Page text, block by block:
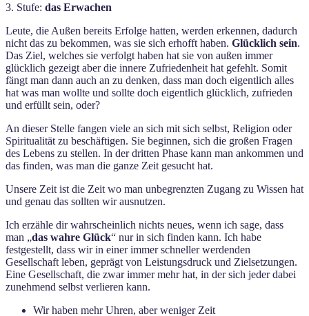
3. Stufe: das Erwachen
Leute, die Außen bereits Erfolge hatten, werden erkennen, dadurch
nicht das zu bekommen, was sie sich erhofft haben. Glücklich sein.
Das Ziel, welches sie verfolgt haben hat sie von außen immer
glücklich gezeigt aber die innere Zufriedenheit hat gefehlt. Somit
fängt man dann auch an zu denken, dass man doch eigentlich alles
hat was man wollte und sollte doch eigentlich glücklich, zufrieden
und erfüllt sein, oder?
An dieser Stelle fangen viele an sich mit sich selbst, Religion oder
Spiritualität zu beschäftigen. Sie beginnen, sich die großen Fragen
des Lebens zu stellen. In der dritten Phase kann man ankommen und
das finden, was man die ganze Zeit gesucht hat.
Unsere Zeit ist die Zeit wo man unbegrenzten Zugang zu Wissen hat
und genau das sollten wir ausnutzen.
Ich erzähle dir wahrscheinlich nichts neues, wenn ich sage, dass
man „das wahre Glück“ nur in sich finden kann. Ich habe
festgestellt, dass wir in einer immer schneller werdenden
Gesellschaft leben, geprägt von Leistungsdruck und Zielsetzungen.
Eine Gesellschaft, die zwar immer mehr hat, in der sich jeder dabei
zunehmend selbst verlieren kann.
Wir haben mehr Uhren, aber weniger Zeit